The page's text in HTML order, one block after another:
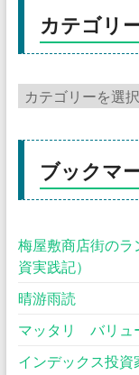
カテゴリ
ブックマ
梅屋敷商店街のラ
資実践記）
晴游雨読
マッタリ バリュ
インデックス投資